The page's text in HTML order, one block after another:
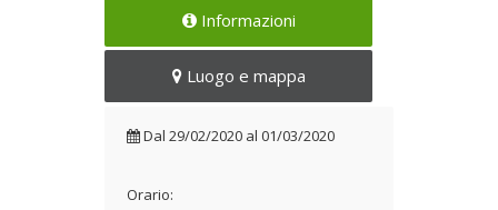
Una serie di quadri comici e
Dal 29/02/2020 al
01/03/2020
Informazioni
Luogo e mappa
Dal 29/02/2020 al 01/03/2020
Orario: